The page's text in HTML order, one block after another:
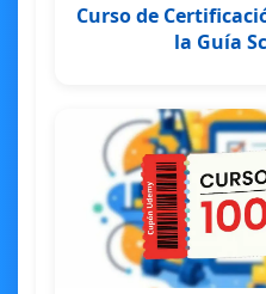
Curso de
la Guía